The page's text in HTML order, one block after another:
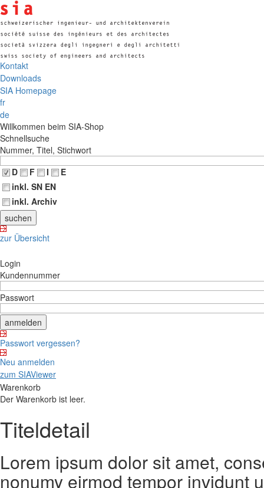
Kontakt
Downloads
SIA Homepage
fr
de
Willkommen beim SIA-Shop
Schnellsuche
Nummer, Titel, Stichwort
D
F I
E
inkl. SN EN
inkl. Archiv
zur Übersicht
Login
Kundennummer
Passwort
Passwort vergessen?
Neu anmelden
zum SIAViewer
Warenkorb
Der Warenkorb ist leer.
Titeldetail
Lorem ipsum dolor sit amet,
nonumy eirmod tempor invidunt